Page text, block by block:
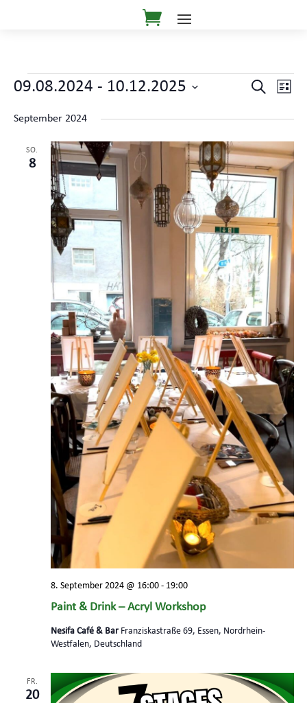
Veranstaltungen
und
Suche
Liste
09.08.2024 - 10.12.2025
wählen.
September 2024
SO.
8
Paint & Drink – Acryl Workshop
8. September 2024 @ 16:00- 19:00
Nesifa Café & Bar Franziskastraße 69, Essen, Nordrhein-
Westfalen, Deutschland
FR.
20